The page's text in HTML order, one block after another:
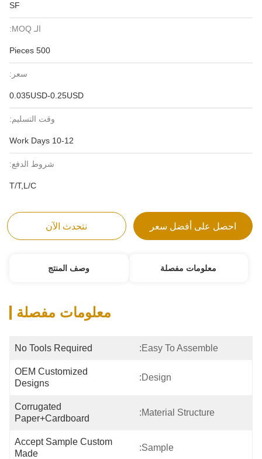
SF
الـ MOQ:
500 Pieces
سعر:
0.035USD-0.25USD
وقت التسليم:
10-12 Work Days
شروط الدفع:
T/T,L/C
احصل على أفضل سعر نتحدث الآن
معلومات مفصلة وصف المنتج
معلومات مفصلة
Easy To Assemble:
No Tools Required
Design:
OEM Customized
Designs
Material Structure:
Corrugated
Paper+cardboard
Sample:
Accept Sample Custom
Made